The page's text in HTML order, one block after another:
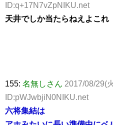
ID:q+17N7vZpNIKU.net
天井でしか当たらねえよこれ
155: 名無しさん 2017/08/29(
ID:pWJwbjiN0NIKU.net
六将集結は